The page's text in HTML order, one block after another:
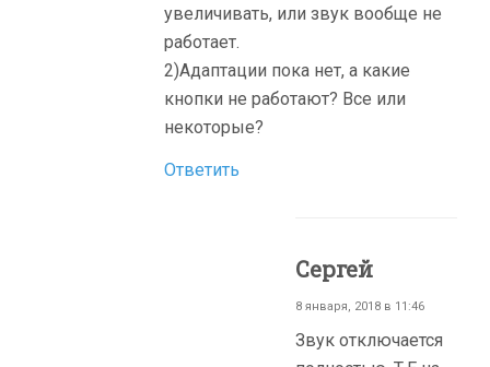
увеличивать, или звук вообще не
работает.
2)Адаптации пока нет, а какие
кнопки не работают? Все или
некоторые?
Ответить
Сергей
8 января, 2018 в 11:46
Звук отключается